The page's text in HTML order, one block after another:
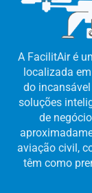
A FacilitAir é
localizada
do
soluções
de
aviação civil,
têm como